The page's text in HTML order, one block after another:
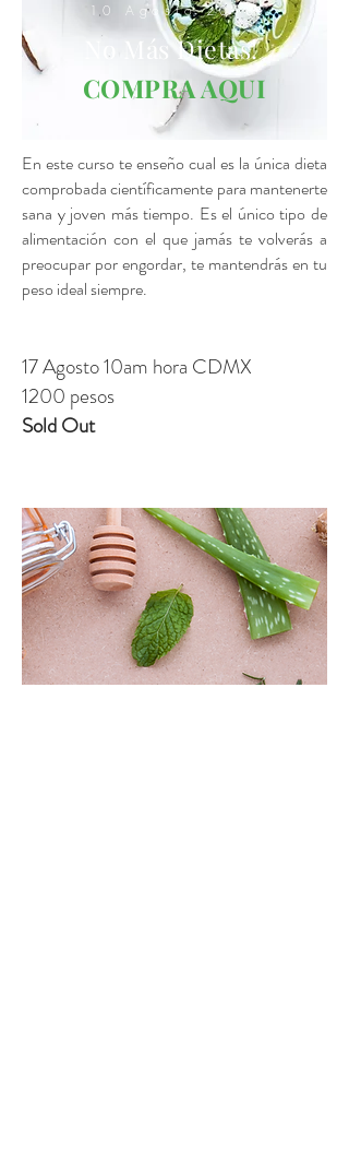
10 Agosto 2018
No Más Dietas!
COMPRA AQUI
En este curso te enseño cual es la única dieta
comprobada científicamente para mantenerte
sana y joven más tiempo. Es el único tipo de
alimentación con el que jamás te volverás a
preocupar por engordar, te mantendrás en tu
peso ideal siempre.
17 Agosto 10am hora CDMX
1200 pesos
Sold Out